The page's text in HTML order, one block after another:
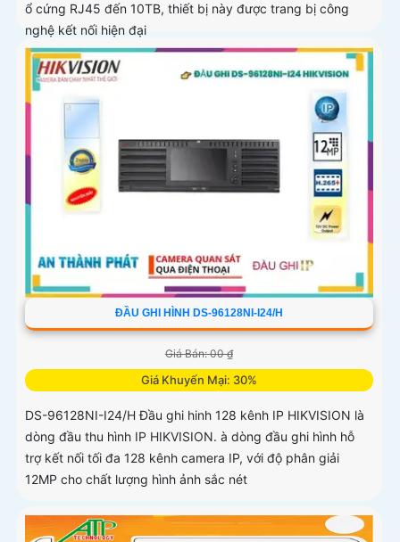
ổ cứng RJ45 đến 10TB, thiết bị này được trang bị công
nghệ kết nối hiện đại
ĐẦU GHI HÌNH DS-96128NI-I24/H
Giá Bán: 00 ₫
Giá Khuyến Mại: 30%
DS-96128NI-I24/H Đầu ghi hinh 128 kênh IP HIKVISION là
dòng đầu thu hình IP HIKVISION. à dòng đầu ghi hình hỗ
trợ kết nối tối đa 128 kênh camera IP, với độ phân giải
12MP cho chất lượng hình ảnh sắc nét